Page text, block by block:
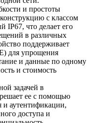
и простоты
с классом
IP67, что делает его
в различных
поддерживает
для упрощения
и данные по одному
и стоимость
задачей в
ее с помощью
аутентификации,
доступа и